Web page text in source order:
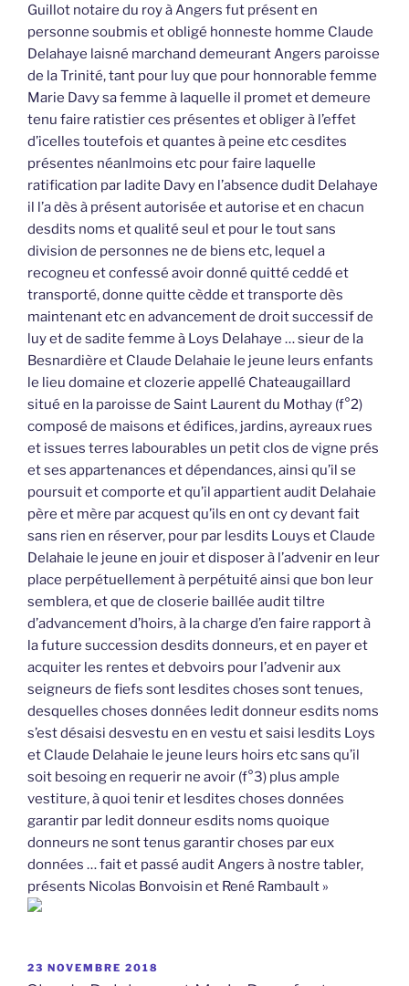
Guillot notaire du roy à Angers fut présent en
personne soubmis et obligé honneste homme Claude
Delahaye laisné marchand demeurant Angers paroisse
de la Trinité, tant pour luy que pour honnorable femme
Marie Davy sa femme à laquelle il promet et demeure
tenu faire ratistier ces présentes et obliger à l’effet
d’icelles toutefois et quantes à peine etc cesdites
présentes néanlmoins etc pour faire laquelle
ratification par ladite Davy en l’absence dudit Delahaye
il l’a dès à présent autorisée et autorise et en chacun
desdits noms et qualité seul et pour le tout sans
division de personnes ne de biens etc, lequel a
recogneu et confessé avoir donné quitté ceddé et
transporté, donne quitte cèdde et transporte dès
maintenant etc en advancement de droit successif de
luy et de sadite femme à Loys Delahaye … sieur de la
Besnardière et Claude Delahaie le jeune leurs enfants
le lieu domaine et clozerie appellé Chateaugaillard
situé en la paroisse de Saint Laurent du Mothay (f°2)
composé de maisons et édifices, jardins, ayreaux rues
et issues terres labourables un petit clos de vigne prés
et ses appartenances et dépendances, ainsi qu’il se
poursuit et comporte et qu’il appartient audit Delahaie
père et mère par acquest qu’ils en ont cy devant fait
sans rien en réserver, pour par lesdits Louys et Claude
Delahaie le jeune en jouir et disposer à l’advenir en leur
place perpétuellement à perpétuité ainsi que bon leur
semblera, et que de closerie baillée audit tiltre
d’advancement d’hoirs, à la charge d’en faire rapport à
la future succession desdits donneurs, et en payer et
acquiter les rentes et debvoirs pour l’advenir aux
seigneurs de fiefs sont lesdites choses sont tenues,
desquelles choses données ledit donneur esdits noms
s’est désaisi desvestu en en vestu et saisi lesdits Loys
et Claude Delahaie le jeune leurs hoirs etc sans qu’il
soit besoing en requerir ne avoir (f°3) plus ample
vestiture, à quoi tenir et lesdites choses données
garantir par ledit donneur esdits noms quoique
donneurs ne sont tenus garantir choses par eux
données … fait et passé audit Angers à nostre tabler,
présents Nicolas Bonvoisin et René Rambault »
PUBLIÉ
23 NOVEMBRE 2018